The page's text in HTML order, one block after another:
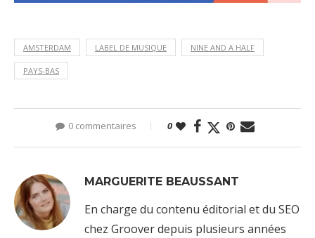
AMSTERDAM LABEL DE MUSIQUE NINE AND A HALF
PAYS-BAS
0 commentaires 0
MARGUERITE BEAUSSANT
En charge du contenu éditorial et du SEO
chez Groover depuis plusieurs années